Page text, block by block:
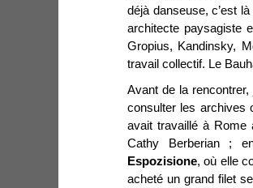
déjà danseuse, c’est
architecte paysagiste
Gropius, Kandinsky,
travail collectif. Le
Avant de la
consulter les archives
avait travaillé à Rome
Cathy Berberian ;
Espozisione, où elle
acheté un grand filet